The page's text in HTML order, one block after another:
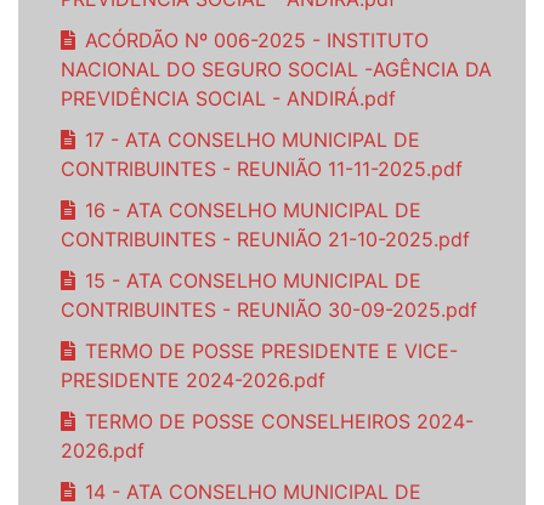
ACÓRDÃO Nº 006-2025 - INSTITUTO
NACIONAL DO SEGURO SOCIAL -AGÊNCIA DA
PREVIDÊNCIA SOCIAL - ANDIRÁ.pdf
17 - ATA CONSELHO MUNICIPAL DE
CONTRIBUINTES - REUNIÃO 11-11-2025.pdf
16 - ATA CONSELHO MUNICIPAL DE
CONTRIBUINTES - REUNIÃO 21-10-2025.pdf
15 - ATA CONSELHO MUNICIPAL DE
CONTRIBUINTES - REUNIÃO 30-09-2025.pdf
TERMO DE POSSE PRESIDENTE E VICE-
PRESIDENTE 2024-2026.pdf
TERMO DE POSSE CONSELHEIROS 2024-
2026.pdf
14 - ATA CONSELHO MUNICIPAL DE